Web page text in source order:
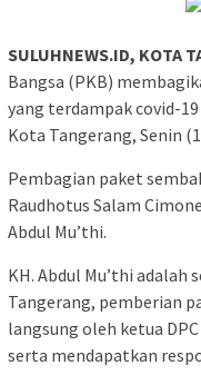
SULUHNEWS.ID, KOTA
Bangsa (PKB)
yang terdampak covid-
Kota Tangerang, Senin
Pembagian paket
Raudhotus Salam
Abdul Mu’thi.
KH. Abdul Mu’thi adalah
Tangerang, pemberian
langsung oleh ketua
serta mendapatkan